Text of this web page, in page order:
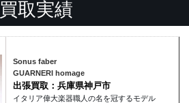
買取実績
Sonus faber
GUARNERI homage
出張買取：兵庫県神戸市
イタリア偉大楽器職人の名を冠するモデル